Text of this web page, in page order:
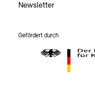
Newsletter
Gefördert durch